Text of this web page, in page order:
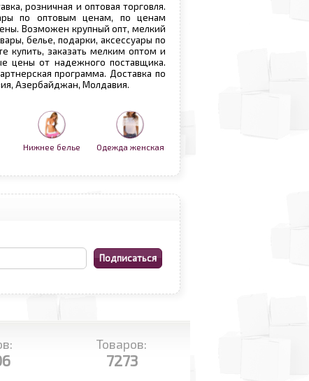
розничная и оптовая торговля.
по оптовым ценам, по ценам
Возможен крупный опт, мелкий
белье, подарки, аксессуары по
купить, заказать мелким оптом и
цены от надежного поставщика.
программа. Доставка по
Азербайджан, Молдавия.
Нижнее белье Одежда женская
Товаров:
7273